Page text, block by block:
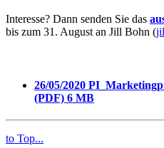
Interesse? Dann senden Sie das
bis zum 31. August an Jill Bohn (
26/05/2020
(PDF) 6 MB
to Top...